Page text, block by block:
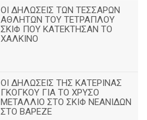
ΟΙ ΔΗΛΩΣΕΙΣ ΤΩΝ ΤΕΣΣΑΡΩΝ
ΑΘΛΗΤΩΝ ΤΟΥ ΤΕΤΡΑΠΛΟΥ
ΣΚΙΦ ΠΟΥ ΚΑΤΕΚΤΗΣΑΝ ΤΟ
ΧΑΛΚΙΝΟ
ΟΙ ΔΗΛΩΣΕΙΣ ΤΗΣ ΚΑΤΕΡΙΝΑΣ
ΓΚΟΓΚΟΥ ΓΙΑ ΤΟ ΧΡΥΣΟ
ΜΕΤΑΛΛΙΟ ΣΤΟ ΣΚΙΦ ΝΕΑΝΙΔΩΝ
ΣΤΟ ΒΑΡΕΖΕ